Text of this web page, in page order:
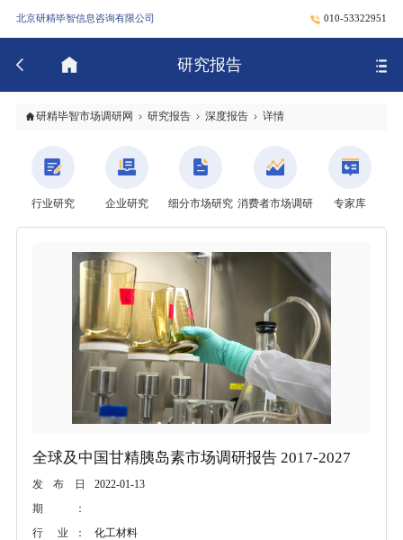
北京研精毕智信息咨询有限公司 010-53322951
研究报告
研精毕智市场调研网 研究报告 深度报告 详情
行业研究 企业研究 细分市场研究 消费者市场调研 专家库
全球及中国甘精胰岛素市场调研报告 2017-2027
发布日
期：
2022-01-13
行 业：
化工材料